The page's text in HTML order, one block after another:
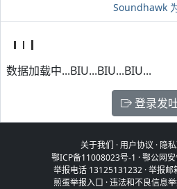
Soundhawk
数据加载中...BIU...BIU...BIU...
登录发
关于我们 ·用户协议 · 隐
鄂ICP备11008023号-1 ·鄂公网
举报电话 13125131232 · 举报
煎蛋举报入口 ·违法和不良信息